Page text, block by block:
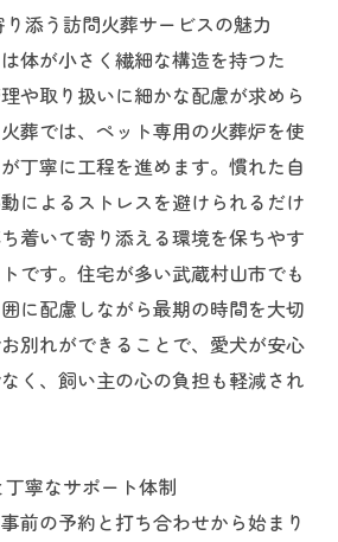
添う訪問火葬サービスの魅力
体が小さく繊細な構造を持つた
や取り扱いに細かな配慮が求めら
葬では、ペット専用の火葬炉を使
丁寧に工程を進めます。慣れた自
によるストレスを避けられるだけ
着いて寄り添える環境を保ちやす
です。住宅が多い武蔵村山市でも
に配慮しながら最期の時間を大切
別れができることで、愛犬が安心
く、飼い主の心の負担も軽減され
寧なサポート体制
前の予約と打ち合わせから始まり